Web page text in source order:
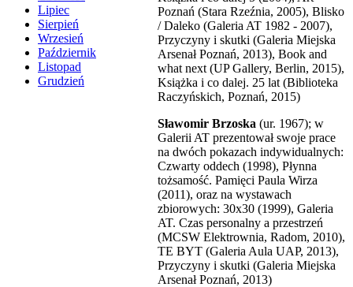
Lipiec
Sierpień
Wrzesień
Październik
Listopad
Grudzień
Poznań (Stara Rzeźnia, 2005), Blisko
/ Daleko (Galeria AT 1982 - 2007),
Przyczyny i skutki (Galeria Miejska
Arsenał Poznań, 2013), Book and
what next (UP Gallery, Berlin, 2015),
Książka i co dalej. 25 lat (Biblioteka
Raczyńskich, Poznań, 2015)
Sławomir Brzoska (ur. 1967); w
Galerii AT prezentował swoje prace
na dwóch pokazach indywidualnych:
Czwarty oddech (1998), Płynna
tożsamość. Pamięci Paula Wirza
(2011), oraz na wystawach
zbiorowych: 30x30 (1999), Galeria
AT. Czas personalny a przestrzeń
(MCSW Elektrownia, Radom, 2010),
TE BYT (Galeria Aula UAP, 2013),
Przyczyny i skutki (Galeria Miejska
Arsenał Poznań, 2013)